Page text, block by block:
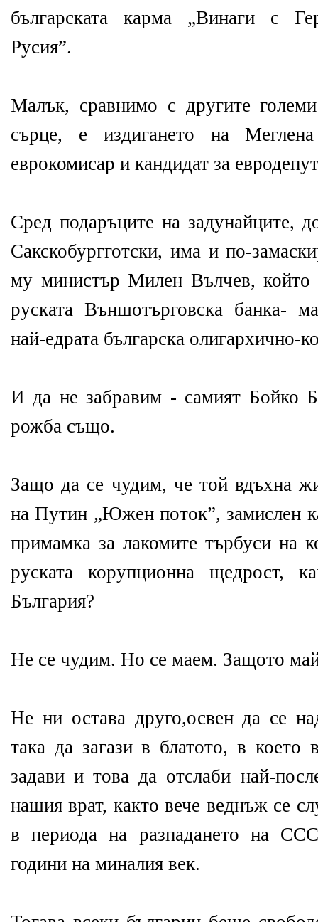
българската карма „Винаги с
Русия”.
Малък, сравнимо с другите
сърце, е издигането на
еврокомисар и кандидат за
Сред подаръците на задунайците,
Сакскобургготски, има и по-
му министър Милен Вълчев, който
руската Външотърговска банка-
най-едрата българска олигархично-
И да не забравим - самият Бойко
рожба също.
Защо да се чудим, че той вдъхна
на Путин „Южен поток”, замислен
примамка за лакомите търбуси на
руската корупционна щедрост,
България?
Не се чудим. Но се маем. Защото
Не ни остава друго,освен да се
така да загази в блатото, в което
задави и това да отслаби най-
нашия врат, както вече веднъж се
в периода на разпадането на
години на миналия век.